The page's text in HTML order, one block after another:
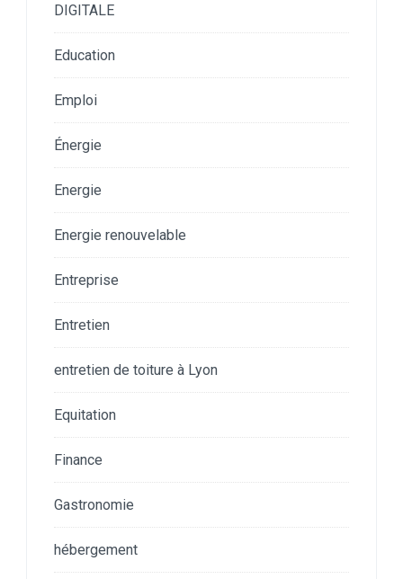
DIGITALE
Education
Emploi
Énergie
Energie
Energie renouvelable
Entreprise
Entretien
entretien de toiture à Lyon
Equitation
Finance
Gastronomie
hébergement